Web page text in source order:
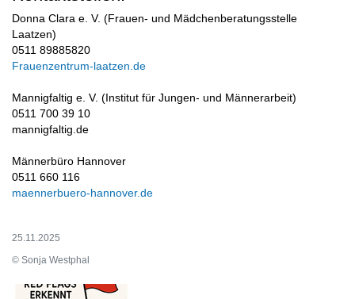
Donna Clara e. V. (Frauen- und Mädchenberatungsstelle
Laatzen)
0511 89885820
Frauenzentrum-laatzen.de
Mannigfaltig e. V. (Institut für Jungen- und Männerarbeit)
0511 700 39 10
mannigfaltig.de
Männerbüro Hannover
0511 660 116
maennerbuero-hannover.de
25.11.2025
© Sonja Westphal